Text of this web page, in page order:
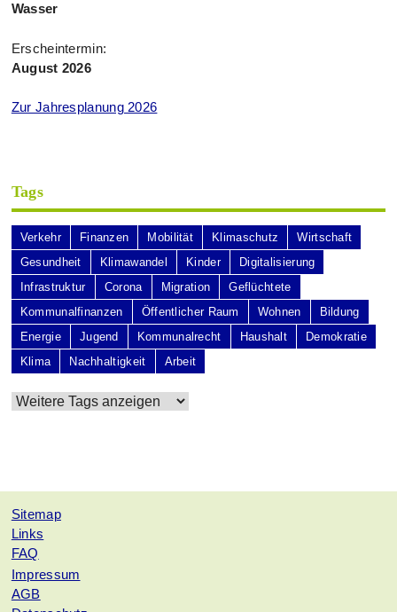
Wasser
Erscheintermin:
August 2026
Zur Jahresplanung 2026
Tags
Verkehr Finanzen Mobilität Klimaschutz
Wirtschaft
Gesundheit
Klimawandel Kinder
Digitalisierung
Infrastruktur
Corona Migration
Geflüchtete
Kommunalfinanzen
Öffentlicher Raum Wohnen
Bildung
Energie
Jugend Kommunalrecht Haushalt
Demokratie
Klima
Nachhaltigkeit Arbeit
Sitemap
Links
FAQ
Impressum
AGB